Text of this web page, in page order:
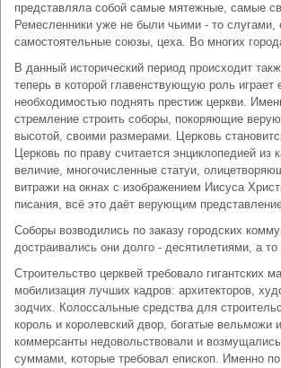
представляла собой самые мятежные, самые
Ремесленники уже не были чьими - то слугами,
самостоятельные союзы, цеха. Во многих
В данный исторический период происходит
теперь в которой главенствующую роль играет
необходимостью поднять престиж церкви.
стремление строить соборы, покоряющие
высотой, своими размерами. Церковь
Церковь по праву считается энциклопедией из
величие, многочисленные статуи,
витражи на окнах с изображением Иисуса
писания, всё это даёт верующим
Соборы возводились по заказу городских
достраивались они долго - десятилетиями, а то
Строительство церквей требовало гигантских
мобилизация лучших кадров: архитекторов,
зодчих. Колоссальные средства для
король и королевский двор, богатые вельможи
коммерсанты недовольствовали и
суммами, которые требовал епископ. Именно